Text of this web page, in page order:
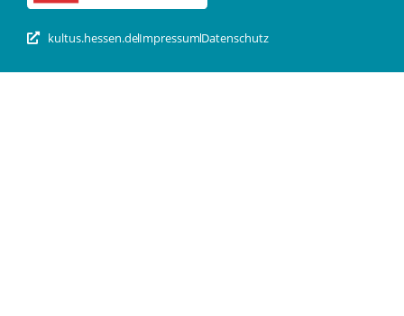
kultus.hessen.deImpressumDatenschutz